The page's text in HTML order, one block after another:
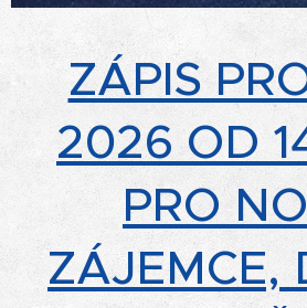
ZÁPIS
2026 OD
PRO
ZÁJEMCE,